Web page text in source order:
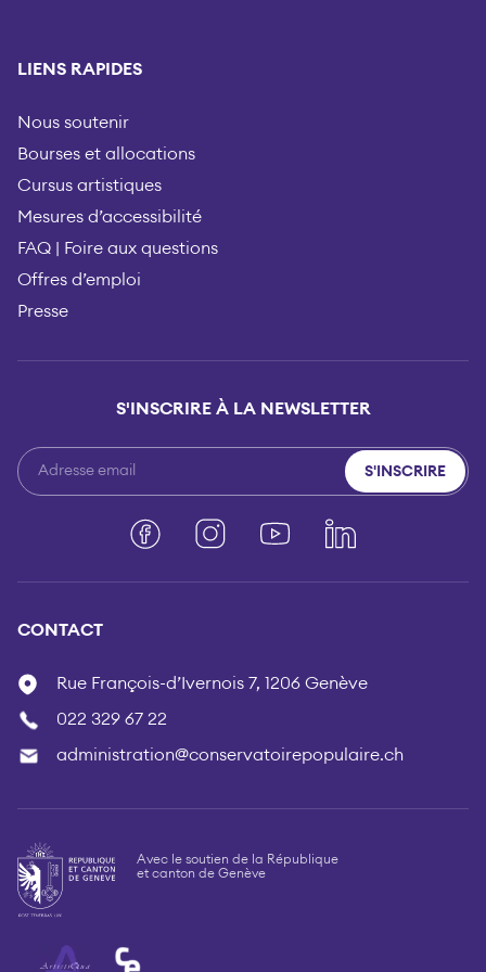
LIENS RAPIDES
Nous soutenir
Bourses et allocations
Cursus artistiques
Mesures d’accessibilité
FAQ | Foire aux questions
Offres d’emploi
Presse
S'INSCRIRE À LA NEWSLETTER
S'INSCRIRE
FacebookInstagramYouTubeLinkedIn
CONTACT
Rue François-d’Ivernois 7, 1206 Genève
022 329 67 22
administration@conservatoirepopulaire.ch
Avec le soutien de la République
et canton de Genève